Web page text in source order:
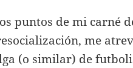
puntos de mi carné
me
(o similar) de